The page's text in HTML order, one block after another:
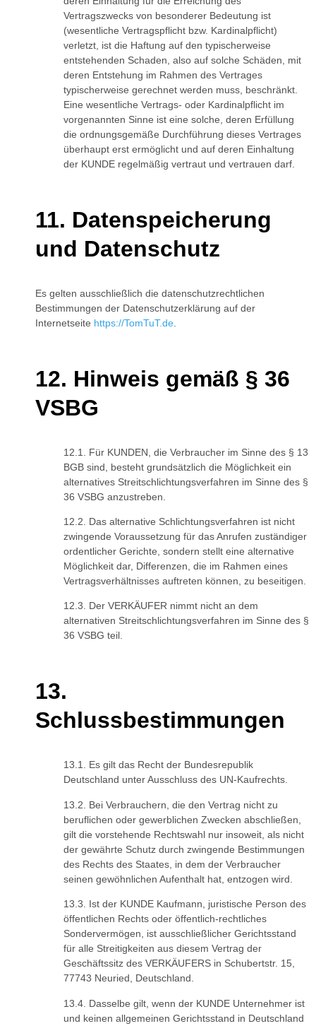
Vertragszwecks von besonderer Bedeutung ist
(wesentliche Vertragspflicht bzw. Kardinalpflicht)
verletzt, ist die Haftung auf den typischerweise
entstehenden Schaden, also auf solche Schäden, mit
deren Entstehung im Rahmen des Vertrages
typischerweise gerechnet werden muss, beschränkt.
Eine wesentliche Vertrags- oder Kardinalpflicht im
vorgenannten Sinne ist eine solche, deren Erfüllung
die ordnungsgemäße Durchführung dieses Vertrages
überhaupt erst ermöglicht und auf deren Einhaltung
der KUNDE regelmäßig vertraut und vertrauen darf.
Datenspeicherung
und Datenschutz
Es gelten ausschließlich die datenschutzrechtlichen
Bestimmungen der Datenschutzerklärung auf der
Internetseite https://TomTuT.de
Hinweis gemäß § 36
VSBG
Für KUNDEN, die Verbraucher im Sinne des § 13
BGB sind, besteht grundsätzlich die Möglichkeit ein
alternatives Streitschlichtungsverfahren im Sinne des §
36 VSBG anzustreben.
Das alternative Schlichtungsverfahren ist nicht
zwingende Voraussetzung für das Anrufen zuständiger
ordentlicher Gerichte, sondern stellt eine alternative
Möglichkeit dar, Differenzen, die im Rahmen eines
Vertragsverhältnisses auftreten können, zu beseitigen.
Der VERKÄUFER nimmt nicht an dem
alternativen Streitschlichtungsverfahren im Sinne des §
36 VSBG teil.
Schlussbestimmungen
Es gilt das Recht der Bundesrepublik
Deutschland unter Ausschluss des UN-Kaufrechts.
Bei Verbrauchern, die den Vertrag nicht zu
beruflichen oder gewerblichen Zwecken abschließen,
gilt die vorstehende Rechtswahl nur insoweit, als nicht
der gewährte Schutz durch zwingende Bestimmungen
des Rechts des Staates, in dem der Verbraucher
seinen gewöhnlichen Aufenthalt hat, entzogen wird.
Ist der KUNDE Kaufmann, juristische Person des
öffentlichen Rechts oder öffentlich-rechtliches
Sondervermögen, ist ausschließlicher Gerichtsstand
für alle Streitigkeiten aus diesem Vertrag der
Geschäftssitz des VERKÄUFERS in Schubertstr. 15,
77743 Neuried, Deutschland.
Dasselbe gilt, wenn der KUNDE Unternehmer ist
und keinen allgemeinen Gerichtsstand in Deutschland